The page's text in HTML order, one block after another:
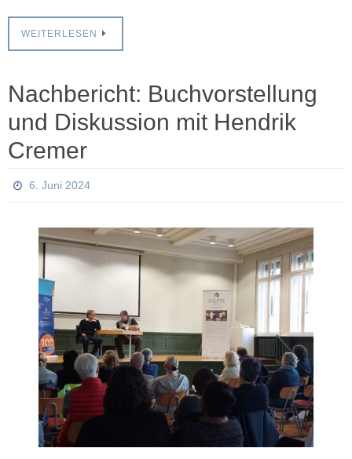
WEITERLESEN
Nachbericht: Buchvorstellung
und Diskussion mit Hendrik
Cremer
6. Juni 2024